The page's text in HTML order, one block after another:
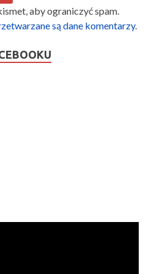
aby ograniczyć spam.
są dane komentarzy.